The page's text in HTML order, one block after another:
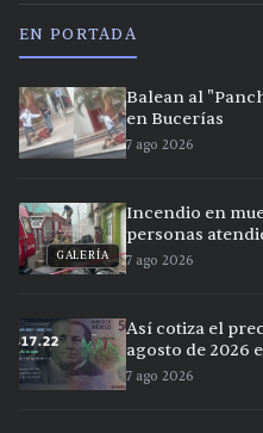
EN PORTADA
Balean al
en Bucerías
7 ago 2026
GALERÍA
Incendio en
personas
7 ago 2026
Así cotiza el
agosto de 2026
7 ago 2026